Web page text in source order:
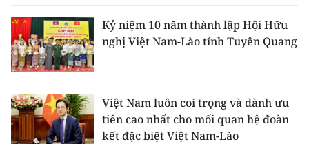
Đông Nam Bộ
Đồng bằng sông Cửu Long
Chuyên trang Hà Nội
Chuyên trang TP. Hồ Chí Minh
Kỷ niệm 10 năm thành lập Hội Hữu
nghị Việt Nam-Lào tỉnh Tuyên Quang
Việt Nam luôn coi trọng và dành ưu
tiên cao nhất cho mối quan hệ đoàn
kết đặc biệt Việt Nam-Lào